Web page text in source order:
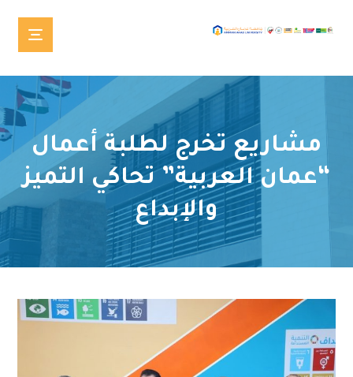
مشاريع تخرج لطلبة أعمال
“عمان العربية” تحاكي التميز
والإبداع